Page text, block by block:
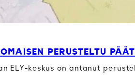
PERUSTELTU
ELY-keskus on antanut